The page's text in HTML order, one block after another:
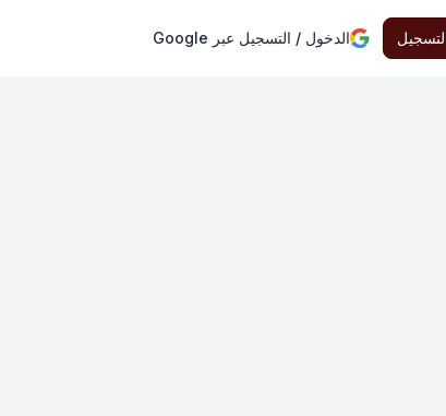
الدخول / التسجيل عبر Google